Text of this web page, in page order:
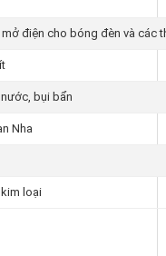
điện cho bóng đèn và các
bụi bẩn
Nha
loại